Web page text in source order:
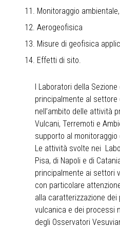
Monitoraggio ambientale,
Aerogeofisica
Misure di geofisica
Effetti di sito.
I Laboratori della
principalmente al
nell’ambito delle attività
Vulcani, Terremoti e
supporto al
Le attività svolte nei
Pisa, di Napoli e di
principalmente ai settori
con particolare
alla caratterizzazione dei
vulcanica e dei processi
degli Osservatori